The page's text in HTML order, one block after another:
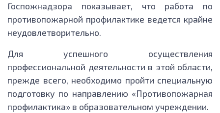
Госпожнадзора показывает, что работа по
противопожарной профилактике ведется крайне
неудовлетворительно.
Для успешного осуществления
профессиональной деятельности в этой области,
прежде всего, необходимо пройти специальную
подготовку по направлению «Противопожарная
профилактика» в образовательном учреждении.